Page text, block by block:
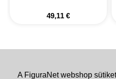
49,11 €
A FiguraNet webshop